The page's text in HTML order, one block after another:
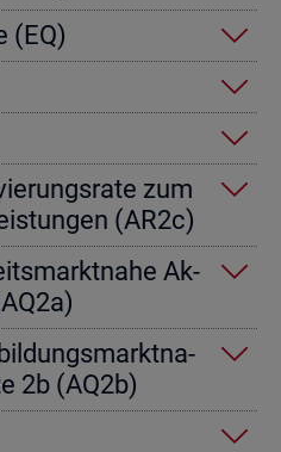
(EQ)
zum
(AR2c)
Ak­
2b (AQ2b)